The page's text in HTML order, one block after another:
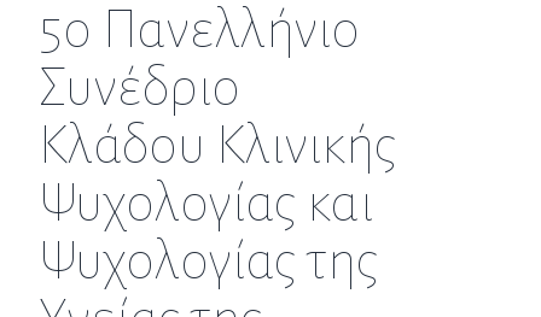
5ο Πανελλήνιο
Συνέδριο
Κλάδου Κλινικής
Ψυχολογίας και
Ψυχολογίας της